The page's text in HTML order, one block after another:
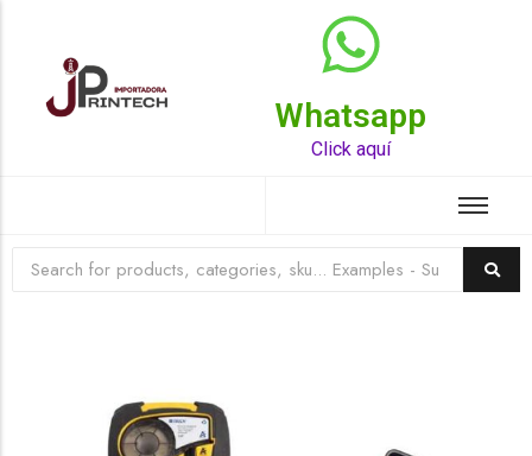
Whatsapp
Click aquí
Top Rated Product